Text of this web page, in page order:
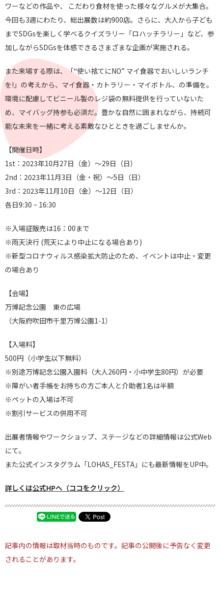
ワーなどの作品や、 こだわり食材を使った様々なグルメが大集合。
今回も3週にわたり、総出展数は約900店。さらに、大人から子ども
までSDGsを楽しく学べるクイズラリー「ロハッチラリー」など、参
加しながらSDGsを体感できるさまざまな企画が実施される。
また来場する際は、「“使い捨てにNO” マイ食器でおいしいランチ
を!」の考えから、マイ食器・カトラリー・マイボトル、の準備を。
環境に配慮してビニール製のレジ袋の無料提供を行っていないた
め、マイバッグ持参も必須だ。豊かな自然に囲まれながら、持続可
能な未来を一緒に考える素敵なひとときを過ごしませんか。
【開催日時】
1st：2023年10月27日（金）～29日（日）
2nd：2023年11月3日（金・祝）～5日（日）
3rd：2023年11月10日（金）〜12日（日）
各日9:30 ~ 16:30
※入場証販売は16：00まで
※雨天決行 (荒天により中止になる場合あり)
※新型コロナウィルス感染拡大防止のため、イベントは中止・変更
の場合あり
【会場】
万博記念公園 東の広場
（大阪府吹田市千里万博公園1-1）
【入場料】
500円（小学生以下無料）
※別途万博記念公園入園料（大人260円・小中学生80円）が必要
※障がい者手帳をお持ちの方ご本人と介助者1名は半額
※ペットの入場は不可
※割引サービスの併用不可
出展者情報やワークショップ、ステージなどの詳細情報は公式Web
にて。
また公式インスタグラム「LOHAS_FESTA」にも最新情報をUP中。
詳しくは公式HPへ（ココをクリック）
記事内の情報は取材当時のものです。記事の公開後に予告なく変更
されることがあります。